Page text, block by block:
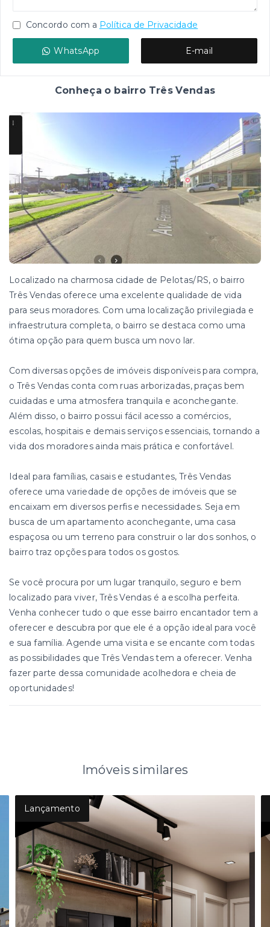
Concordo com a Política de Privacidade
WhatsApp E-mail
Conheça o bairro Três Vendas
Localizado na charmosa cidade de Pelotas/RS, o bairro
Três Vendas oferece uma excelente qualidade de vida
para seus moradores. Com uma localização privilegiada e
infraestrutura completa, o bairro se destaca como uma
ótima opção para quem busca um novo lar.
Com diversas opções de imóveis disponíveis para compra,
o Três Vendas conta com ruas arborizadas, praças bem
cuidadas e uma atmosfera tranquila e aconchegante.
Além disso, o bairro possui fácil acesso a comércios,
escolas, hospitais e demais serviços essenciais, tornando a
vida dos moradores ainda mais prática e confortável.
Ideal para famílias, casais e estudantes, Três Vendas
oferece uma variedade de opções de imóveis que se
encaixam em diversos perfis e necessidades. Seja em
busca de um apartamento aconchegante, uma casa
espaçosa ou um terreno para construir o lar dos sonhos, o
bairro traz opções para todos os gostos.
Se você procura por um lugar tranquilo, seguro e bem
localizado para viver, Três Vendas é a escolha perfeita.
Venha conhecer tudo o que esse bairro encantador tem a
oferecer e descubra por que ele é a opção ideal para você
e sua família. Agende uma visita e se encante com todas
as possibilidades que Três Vendas tem a oferecer. Venha
fazer parte dessa comunidade acolhedora e cheia de
oportunidades!
Imóveis similares
Lançamento